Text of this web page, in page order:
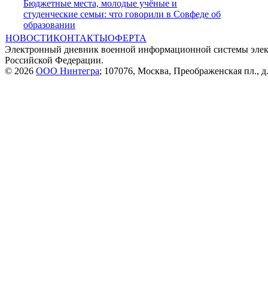
Бюджетные места, молодые учёные и
студенческие семьи: что говорили в Совфеде об
образовании
НОВОСТИКОНТАКТЫОФЕРТА
Электронный дневник военной информационной системы
Российской Федерации.
© 2026 ООО Нинтегра; 107076, Москва, Преображенская пл.,